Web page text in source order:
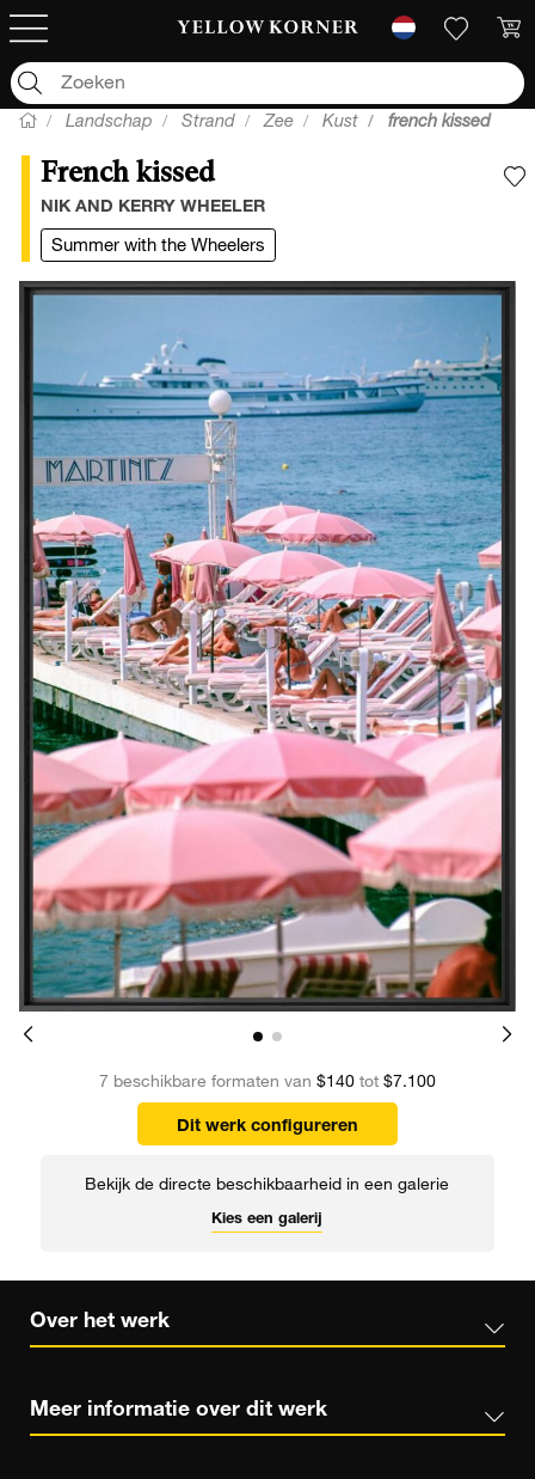
Landschap Strand Zee Kust french kissed
French kissed
NIK AND KERRY WHEELER
Summer with the Wheelers
7 beschikbare formaten van $140 tot $7.100
Dit werk configureren
Bekijk de directe beschikbaarheid in een galerie
Kies een galerij
Over het werk
Meer informatie over dit werk